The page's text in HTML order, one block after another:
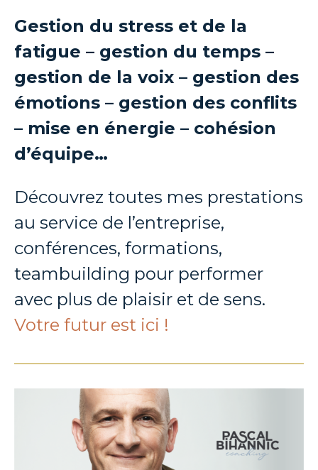
Gestion du stress et de la
fatigue – gestion du temps –
gestion de la voix – gestion des
émotions – gestion des conflits
– mise en énergie – cohésion
d’équipe…
Découvrez toutes mes prestations
au service de l’entreprise,
conférences, formations,
teambuilding pour performer
avec plus de plaisir et de sens.
Votre futur est ici !